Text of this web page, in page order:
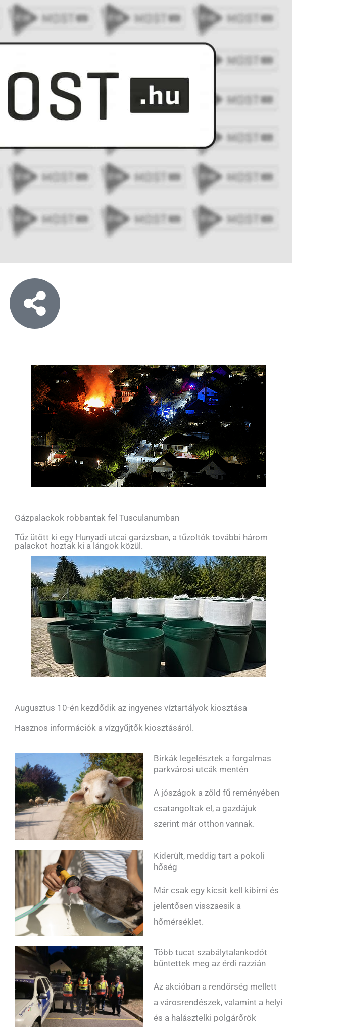
Gázpalackok robbantak fel Tusculanumban
Tűz ütött ki egy Hunyadi utcai garázsban, a tűzoltók további három
palackot hoztak ki a lángok közül.
Augusztus 10-én kezdődik az ingyenes víztartályok kiosztása
Hasznos információk a vízgyűjtők kiosztásáról.
Birkák legelésztek a forgalmas
parkvárosi utcák mentén
A jószágok a zöld fű reményében
csatangoltak el, a gazdájuk
szerint már otthon vannak.
Kiderült, meddig tart a pokoli
hőség
Már csak egy kicsit kell kibírni és
jelentősen visszaesik a
hőmérséklet.
Több tucat szabálytalankodót
büntettek meg az érdi razzián
Az akcióban a rendőrség mellett
a városrendészek, valamint a helyi
és a halásztelki polgárőrök